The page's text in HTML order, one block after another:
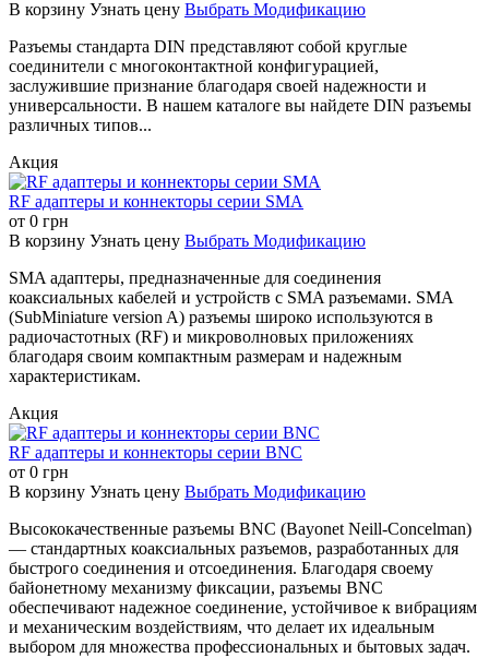
Это обжимной
"мама" для
панельного
монтажа,
предназначенный
для кабеля RG174.
Позволяет
закрепить TNC-
соединение в
панели и
подключить кабель
RG174 с помощью
обжима.
имеющий TNC-
разъем типа "мама"
для панельного
монтажа с одной
Используется для
соединения двух
типа "папа" сквозь
TNC-разъем
типа "мама" для
кабеля RG58U.
Обеспечивает
разъем.
RF-N-157 RF-N-158
RF-N-159
Это переходник,
имеющий TNC-
разъем типа
"мама" с фланцем
для монтажа с
одной стороны и
SMA-разъем типа
"мама" с другой.
Позволяет
соединять
устройства с TNC-
и SMA-
интерфейсами.
разъем типа "папа".
Используется для
оборудования с
к оборудованию с
SMA-интерфейсом.
Это зажимной
подключения
устройствам с
TNC-
разъемами.
RF-N-160 RF-N-161 RF-N-162
В корзину Узнать цену Выбрать Модификацию
Разъемы стандарта DIN представляют собой круглые
соединители с многоконтактной конфигурацией,
заслужившие признание благодаря своей надежности и
универсальности. В нашем каталоге вы найдете DIN разъемы
различных типов...
Акция
RF адаптеры и коннекторы серии SMA
от 0 грн
В корзину Узнать цену Выбрать Модификацию
SMA адаптеры, предназначенные для соединения
коаксиальных кабелей и устройств с SMA разъемами. SMA
(SubMiniature version A) разъемы широко используются в
радиочастотных (RF) и микроволновых приложениях
благодаря своим компактным размерам и надежным
характеристикам.
Акция
RF адаптеры и коннекторы серии BNC
от 0 грн
В корзину Узнать цену Выбрать Модификацию
Высококачественные разъемы BNC (Bayonet Neill-Concelman)
— стандартных коаксиальных разъемов, разработанных для
быстрого соединения и отсоединения. Благодаря своему
байонетному механизму фиксации, разъемы BNC
обеспечивают надежное соединение, устойчивое к вибрациям
и механическим воздействиям, что делает их идеальным
выбором для множества профессиональных и бытовых задач.